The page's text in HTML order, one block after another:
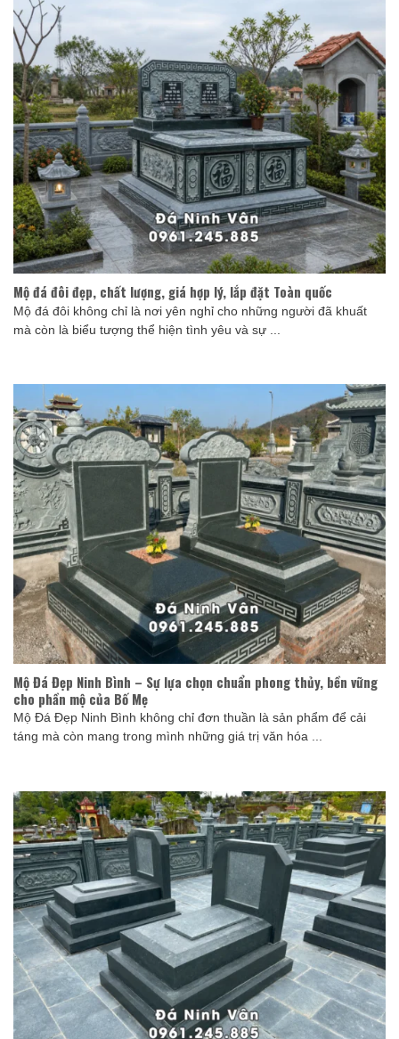
Mộ đá đôi đẹp, chất lượng, giá hợp lý, lắp đặt Toàn quốc
Mộ đá đôi không chỉ là nơi yên nghỉ cho những người đã khuất
mà còn là biểu tượng thể hiện tình yêu và sự ...
Mộ Đá Đẹp Ninh Bình – Sự lựa chọn chuẩn phong thủy, bền vững
cho phần mộ của Bố Mẹ
Mộ Đá Đẹp Ninh Bình không chỉ đơn thuần là sản phẩm để cải
táng mà còn mang trong mình những giá trị văn hóa ...